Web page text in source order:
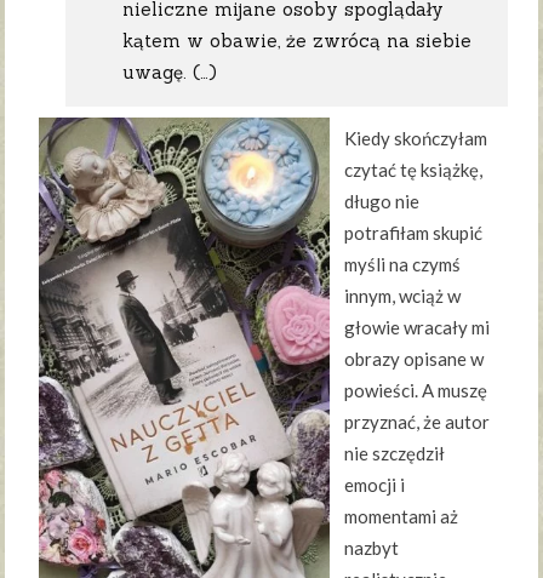
nieliczne mijane osoby spoglądały
kątem w obawie, że zwrócą na siebie
uwagę. (…)
Kiedy skończyłam
czytać tę książkę,
długo nie
potrafiłam skupić
myśli na czymś
innym, wciąż w
głowie wracały mi
obrazy opisane w
powieści. A muszę
przyznać, że autor
nie szczędził
emocji i
momentami aż
nazbyt